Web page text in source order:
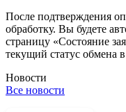
После подтверждения
обработку. Вы будете
страницу «Состояние
текущий статус обмена
Новости
Все новости